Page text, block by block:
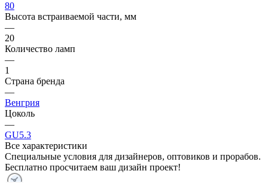
80
Высота встраиваемой части, мм
—
20
Количество ламп
—
1
Страна бренда
—
Венгрия
Цоколь
—
GU5.3
Все характеристики
Специальные условия для дизайнеров, оптовиков и прорабов.
Бесплатно просчитаем ваш дизайн проект!